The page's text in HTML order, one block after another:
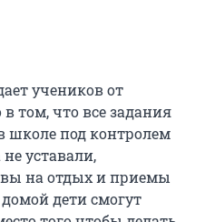
учеников от
том, что все задания
школе под контролем
уставали,
на отдых и приемы
дети смогут